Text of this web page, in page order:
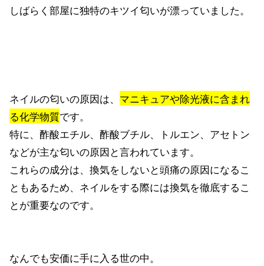
しばらく部屋に独特のキツイ匂いが漂っていました。
ネイルの匂いの原因は、 マニキュアや除光液に含まれ
る化学物質です。
特に、酢酸エチル、酢酸ブチル、トルエン、アセトン
などが主な匂いの原因と言われています。
これらの成分は、換気をしないと頭痛の原因になるこ
ともあるため、ネイルをする際には換気を徹底するこ
とが重要なのです。
なんでも安価に手に入る世の中。